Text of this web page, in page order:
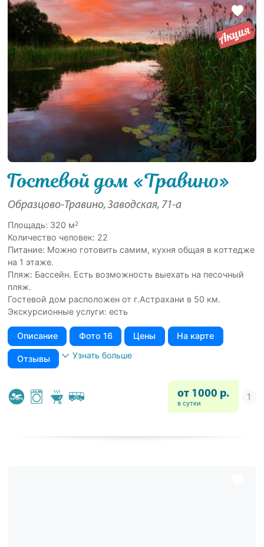
Гостевой дом «Травино»
Образцово-Травино, Заводская, 71-а
Площадь: 320 м2
Количество человек: 22
Питание: Можно готовить самим, кухня общая в коттедже
на 1 этаже.
Пляж: Бассейн. Есть возможность выехать на песочный
пляж.
Гостевой дом расположен от г.Астрахани в 50 км.
Экскурсионные услуги: есть
Описание Фото 16 Цены На карте
Отзывы Узнать больше
от 1000 р.
в сутки